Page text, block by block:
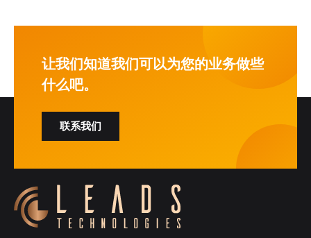
让我们知道我们可以为您的业务做些
什么吧。
联系我们